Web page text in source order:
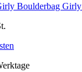
Boulderbag Girly